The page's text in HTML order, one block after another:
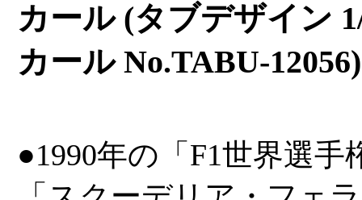
カール (タブデザイン
カール No.TABU-
●1990年の「F1世界選手